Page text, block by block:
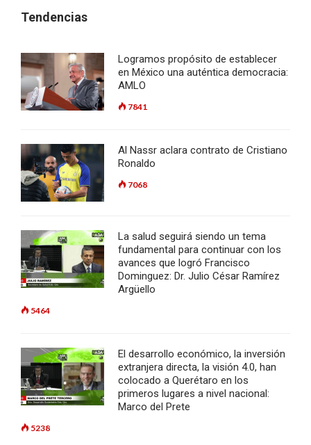
Tendencias
Logramos propósito de establecer
en México una auténtica democracia:
AMLO
7841
Al Nassr aclara contrato de Cristiano
Ronaldo
7068
La salud seguirá siendo un tema
fundamental para continuar con los
avances que logró Francisco
Dominguez: Dr. Julio César Ramírez
Argüello
5464
El desarrollo económico, la inversión
extranjera directa, la visión 4.0, han
colocado a Querétaro en los
primeros lugares a nivel nacional:
Marco del Prete
5238